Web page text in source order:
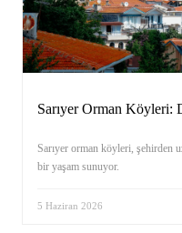
Sarıyer Orman Köyleri:
Sarıyer orman köyleri, şehirden
bir yaşam sunuyor.
5 Haziran 2026